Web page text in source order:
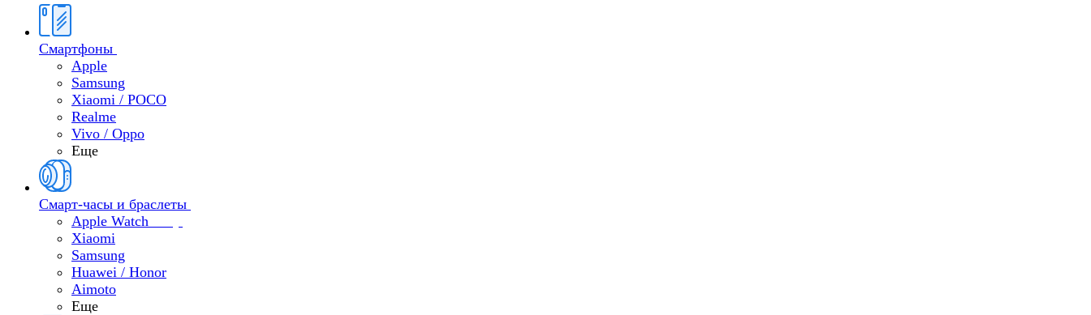
Смартфоны
Apple
Samsung
Xiaomi / POCO
Realme
Vivo / Oppo
Еще
Смарт-часы и браслеты
Apple Watch
Xiaomi
Samsung
Huawei / Honor
Aimoto
Еще